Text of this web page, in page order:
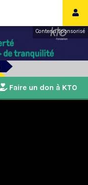
Contenu sponsorisé
Faire un don à KTO